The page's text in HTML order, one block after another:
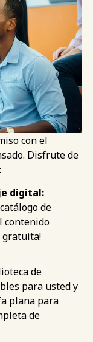
con el
Disfrute de
digital:
de
contenido
gratuita!
de
para usted y
plana para
de